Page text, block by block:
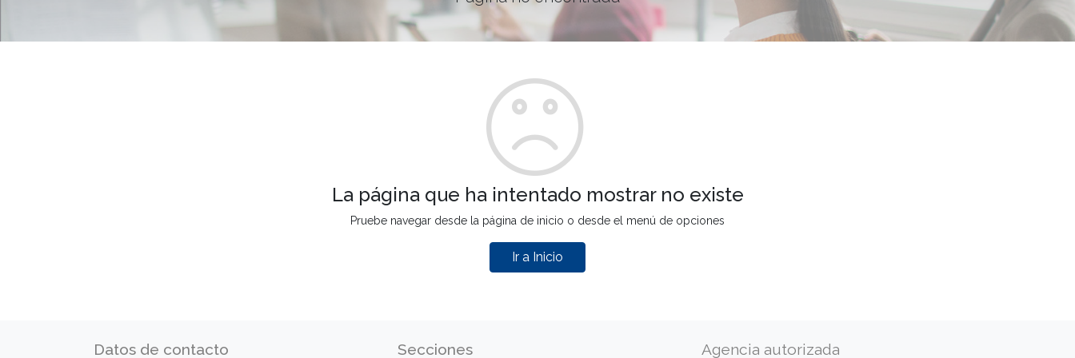
La página que ha intentado mostrar no existe
Pruebe navegar desde la página de inicio o desde el menú de opciones
Ir a Inicio
Datos de contacto Secciones Agencia autorizada